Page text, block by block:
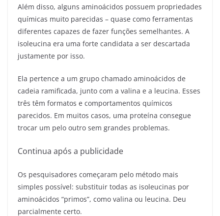
Além disso, alguns aminoácidos possuem propriedades
químicas muito parecidas – quase como ferramentas
diferentes capazes de fazer funções semelhantes. A
isoleucina era uma forte candidata a ser descartada
justamente por isso.
Ela pertence a um grupo chamado aminoácidos de
cadeia ramificada, junto com a valina e a leucina. Esses
três têm formatos e comportamentos químicos
parecidos. Em muitos casos, uma proteína consegue
trocar um pelo outro sem grandes problemas.
Continua após a publicidade
Os pesquisadores começaram pelo método mais
simples possível: substituir todas as isoleucinas por
aminoácidos “primos”, como valina ou leucina. Deu
parcialmente certo.